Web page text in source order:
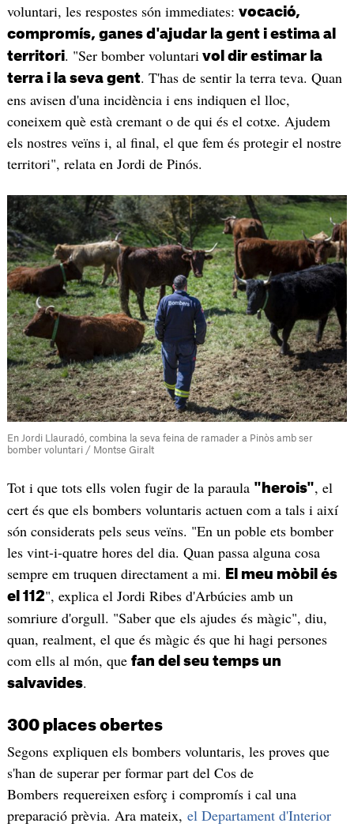
voluntari, les respostes són immediates: vocació,
compromís, ganes d'ajudar la gent i estima al
territori. "Ser bomber voluntari vol dir estimar la
terra i la seva gent. T'has de sentir la terra teva. Quan
ens avisen d'una incidència i ens indiquen el lloc,
coneixem què està cremant o de qui és el cotxe. Ajudem
els nostres veïns i, al final, el que fem és protegir el nostre
territori", relata en Jordi de Pinós.
En Jordi Llauradó, combina la seva feina de ramader a Pinòs amb ser
bomber voluntari / Montse Giralt
Tot i que tots ells volen fugir de la paraula "herois", el
cert és que els bombers voluntaris actuen com a tals i així
són considerats pels seus veïns. "En un poble ets bomber
les vint-i-quatre hores del dia. Quan passa alguna cosa
sempre em truquen directament a mi.
El meu mòbil és
el 112", explica el Jordi Ribes d'Arbúcies amb un
somriure d'orgull. "Saber que els ajudes és màgic", diu,
quan, realment, el que és màgic és que hi hagi persones
com ells al món, que fan del seu temps un
salvavides.
300 places obertes
Segons expliquen els bombers voluntaris, les proves que
s'han de superar per formar part del Cos de
Bombers requereixen esforç i compromís i cal una
preparació prèvia. Ara mateix, el Departament d'Interior